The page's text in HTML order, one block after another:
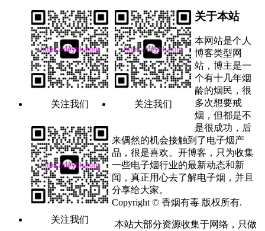
关注我们 关注我们
关注我们
关于本站
本网站是个人
博客类型网
站，博主是一
个有十几年烟
龄的烟民，很
多次想要戒
烟，但都是不
是很成功，后
来偶然的机会接触到了电子烟产
品，很是喜欢。开博客，只为收集
一些电子烟行业的最新动态和新
闻，真正用心去了解电子烟，并且
分享给大家。
Copyright © 香烟有毒 版权所有.
本站大部分资源收集于网络，只做